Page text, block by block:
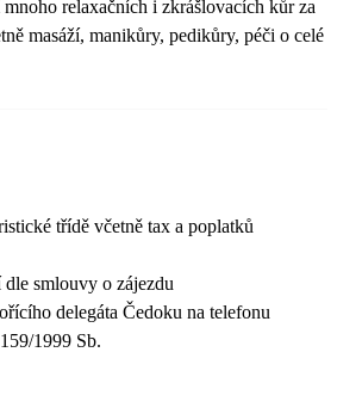
relaxačních i zkrášlovacích kůr za
masáží, manikůry, pedikůry, péči o celé
třídě včetně tax a poplatků
smlouvy o zájezdu
delegáta Čedoku na telefonu
1999 Sb.